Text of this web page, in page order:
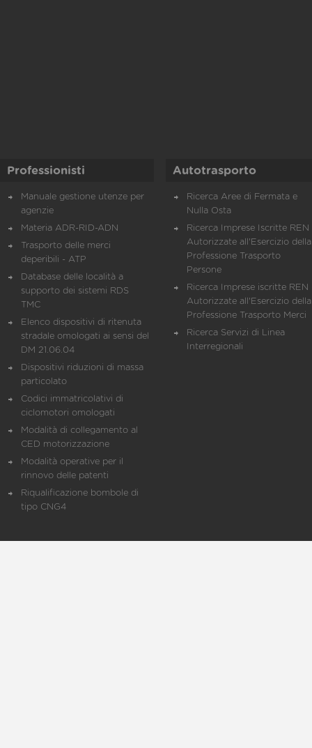
Professionisti
Manuale gestione utenze per
agenzie
Materia ADR-RID-ADN
Trasporto delle merci
deperibili - ATP
Database delle località a
supporto dei sistemi RDS
TMC
Elenco dispositivi di ritenuta
stradale omologati ai sensi del
DM 21.06.04
Dispositivi riduzioni di massa
particolato
Codici immatricolativi di
ciclomotori omologati
Modalità di collegamento al
CED motorizzazione
Modalità operative per il
rinnovo delle patenti
Riqualificazione bombole di
tipo CNG4
Autotrasporto
Ricerca Aree di Fermata e
Nulla Osta
Ricerca Imprese Iscritte REN
Autorizzate all'Esercizio della
Professione Trasporto
Persone
Ricerca Imprese iscritte REN
Autorizzate all'Esercizio della
Professione Trasporto Merci
Ricerca Servizi di Linea
Interregionali